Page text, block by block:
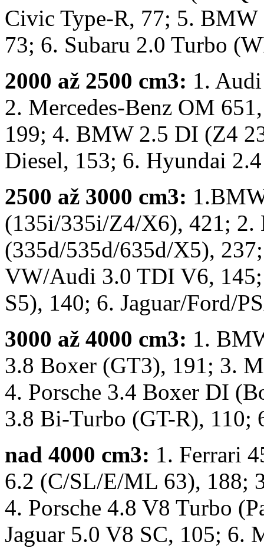
Civic Type-R, 77; 5.
73; 6. Subaru 2.0 Turbo
2000 až 2500 cm3: 1.
2. Mercedes-Benz OM
199; 4. BMW 2.5 DI (Z4
Diesel, 153; 6. Hyundai
2500 až 3000 cm3:
(135i/335i/Z4/X6), 421; 2.
(335d/535d/635d/X5),
VW/Audi 3.0 TDI V6,
S5), 140; 6. Jaguar/Ford/
3000 až 4000 cm3: 1.
3.8 Boxer (GT3), 191; 3.
4. Porsche 3.4 Boxer DI
3.8 Bi-Turbo (GT-R), 110;
nad 4000 cm3: 1. Ferrari
6.2 (C/SL/E/ML 63), 188;
4. Porsche 4.8 V8 Turbo
Jaguar 5.0 V8 SC, 105; 6.